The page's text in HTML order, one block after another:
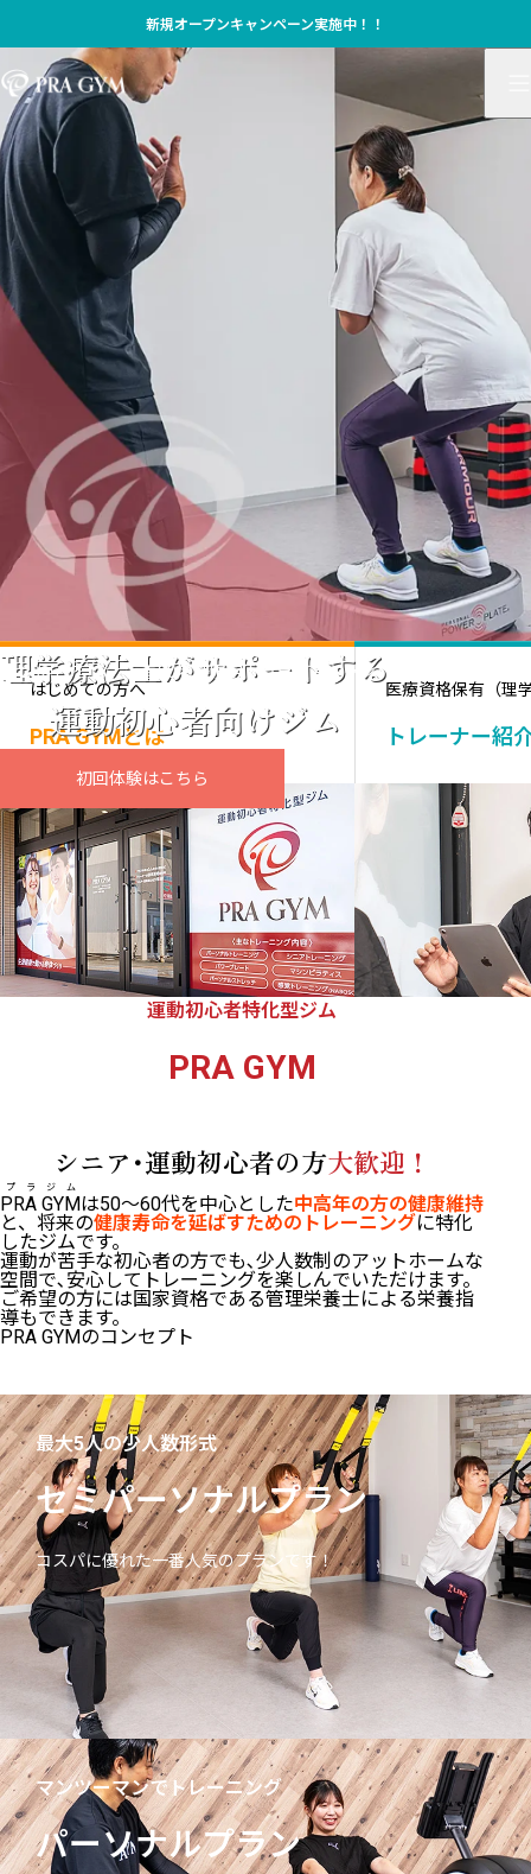
新規オープンキャンペーン実施中！！
理学療法士がサポートする
運動初心者向けジム
初回体験はこちら
2025.07.16 先着30名様限定！当日入会キャンペーン
2025.07.16 先着30名様限定！当日入会キャンペーン
2025.07.16 先着30名様限定！当日入会キャンペーン
2025.07.16 先着30名様限定！当日入会キャンペーン
2025.07.16 先着30名様限定！当日入会キャンペーン
はじめての方へ
PRA GYMとは
医療資格保有（理
トレーナー紹
運動初心者特化型ジム
PRA GYM
シニア･運動初心者の方大歓迎！
PRA GYM
プラジム
は50〜60代を中心とした中高年の方の健康維持
と、将来の健康寿命を延ばすためのトレーニングに特化
したジムです。
運動が苦手な初心者の方でも､少人数制のアットホームな
空間で､安心してトレーニングを楽しんでいただけます。
ご希望の方には国家資格である管理栄養士による栄養指
導もできます。
PRA GYMのコンセプト
最大5人の少人数形式
セミパーソナルプラン
コスパに優れた一番人気のプランです！
マンツーマンでトレーニング
パーソナルプラン